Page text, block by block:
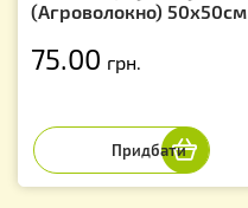
(Агроволокно) 50х50см
75.00 грн.